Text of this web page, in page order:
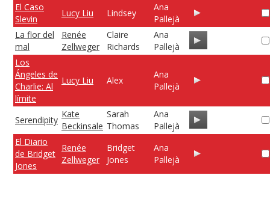
El Caso
Slevin
Lucy Liu Lindsey
Ana
Pallejà
La flor del
mal
Renée
Zellweger
Claire
Richards
Ana
Pallejà
Los
Ángeles de
Charlie: Al
límite
Lucy Liu Alex
Ana
Pallejà
Serendipity
Kate
Beckinsale
Sarah
Thomas
Ana
Pallejà
El Diario
de Bridget
Jones
Renée
Zellweger
Bridget
Jones
Ana
Pallejà